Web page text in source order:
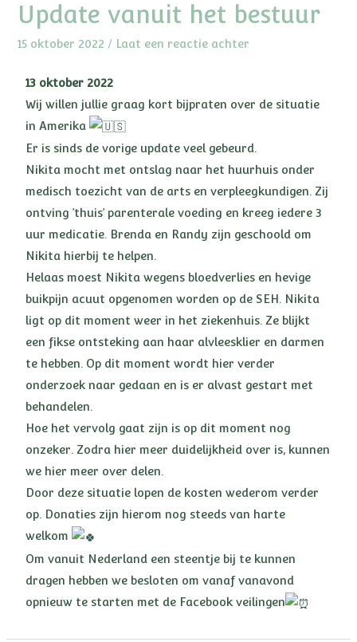
Update vanuit het bestuur
15 oktober 2022 / Laat een reactie achter
13 oktober 2022
Wij willen jullie graag kort bijpraten over de situatie
in Amerika
Er is sinds de vorige update veel gebeurd.
Nikita mocht met ontslag naar het huurhuis onder
medisch toezicht van de arts en verpleegkundigen. Zij
ontving ’thuis’ parenterale voeding en kreeg iedere 3
uur medicatie. Brenda en Randy zijn geschoold om
Nikita hierbij te helpen.
Helaas moest Nikita wegens bloedverlies en hevige
buikpijn acuut opgenomen worden op de SEH. Nikita
ligt op dit moment weer in het ziekenhuis. Ze blijkt
een fikse ontsteking aan haar alvleesklier en darmen
te hebben. Op dit moment wordt hier verder
onderzoek naar gedaan en is er alvast gestart met
behandelen.
Hoe het vervolg gaat zijn is op dit moment nog
onzeker. Zodra hier meer duidelijkheid over is, kunnen
we hier meer over delen.
Door deze situatie lopen de kosten wederom verder
op. Donaties zijn hierom nog steeds van harte
welkom
Om vanuit Nederland een steentje bij te kunnen
dragen hebben we besloten om vanaf vanavond
opnieuw te starten met de Facebook veilingen